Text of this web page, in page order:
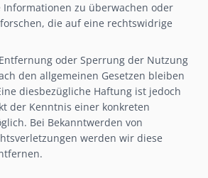
zu überwachen oder
die auf eine rechtswidrige
oder Sperrung der Nutzung
den allgemeinen Gesetzen bleiben
diesbezügliche Haftung ist jedoch
der Kenntnis einer konkreten
Bei Bekanntwerden von
werden wir diese